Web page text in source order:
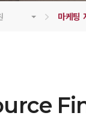
마케팅